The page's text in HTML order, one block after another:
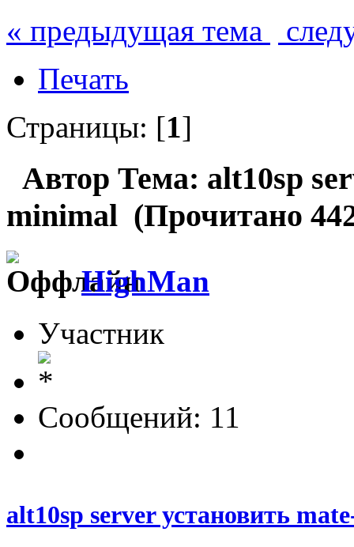
« предыдущая тема
Печать
Страницы: [1]
Автор Тема: alt10sp
minimal (Прочитано
HighMan
Участник
Сообщений: 11
alt10sp server установить